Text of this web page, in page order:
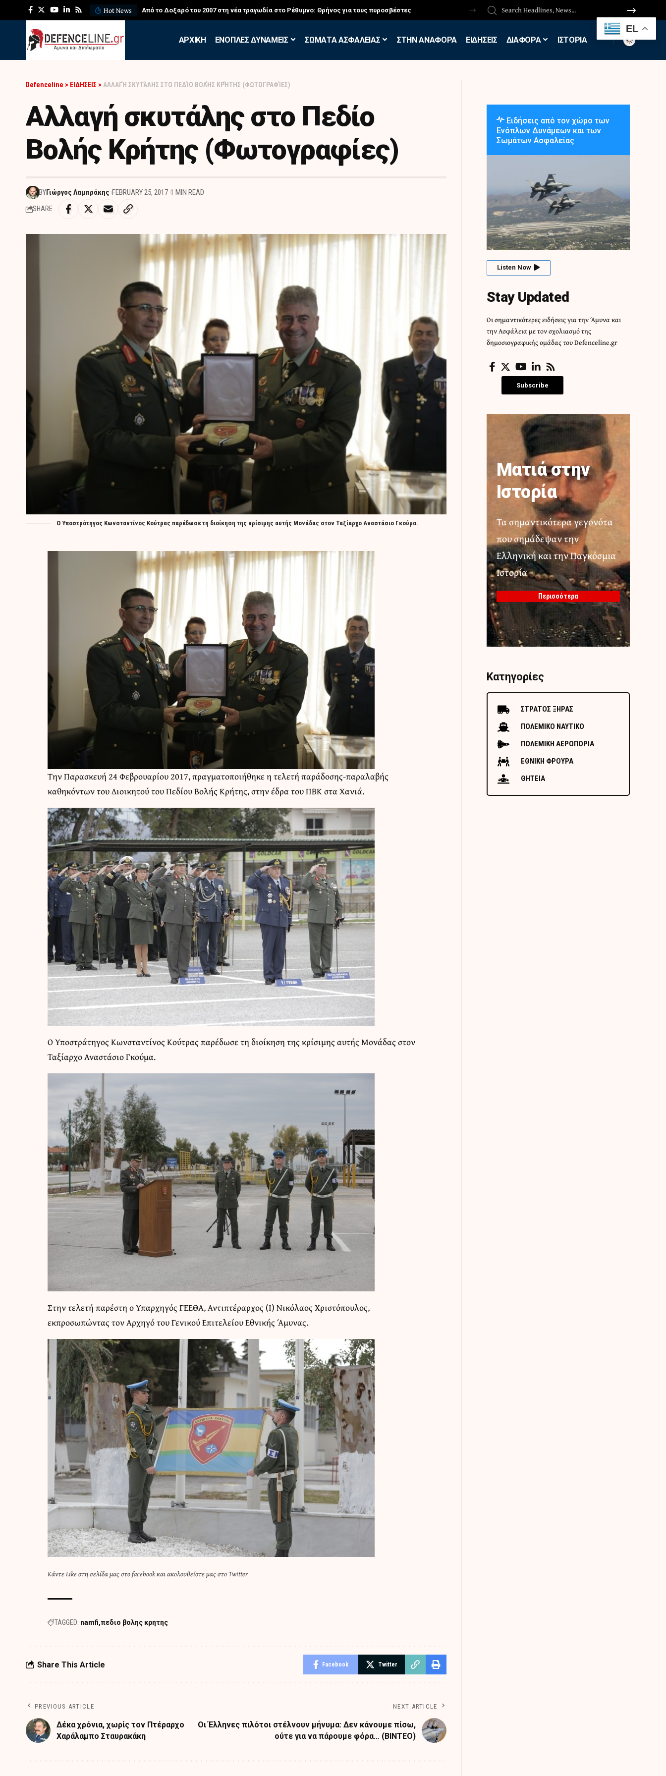
Hot News ΛΕΦΕΔ: Η εντυπωσιακή άσκηση των Εθελοντών Εφέδρων στον Έβρο
APXIKH ΕΝΟΠΛΕΣ ΔΥΝΑΜΕΙΣ ΣΩΜΑΤΑ ΑΣΦΑΛΕΙΑΣ ΣΤΗΝ ΑΝΑΦΟΡΑ ΕΙΔΗΣΕΙΣ ΔΙΑΦΟΡΑ ΙΣΤΟΡΙΑ
Defenceline > ΕΙΔΗΣΕΙΣ > ΑΛΛΑΓΉ ΣΚΥΤΆΛΗΣ ΣΤΟ ΠΕΔΊΟ ΒΟΛΉΣ ΚΡΉΤΗΣ (ΦΩΤΟΓΡΑΦΊΕΣ)
Αλλαγή σκυτάλης στο Πεδίο
Βολής Κρήτης (Φωτογραφίες)
BYΓιώργος Λαμπράκης FEBRUARY 25, 2017 1 MIN READ
SHARE
Ο Υποστράτηγος Κωνσταντίνος Κούτρας παρέδωσε τη διοίκηση της κρίσιμης αυτής Μονάδας στον Ταξίαρχο Αναστάσιο Γκούμα.
Την Παρασκευή 24 Φεβρουαρίου 2017, πραγματοποιήθηκε η τελετή παράδοσης-παραλαβής
καθηκόντων του Διοικητού του Πεδίου Βολής Κρήτης, στην έδρα του ΠΒΚ στα Χανιά.
Ο Υποστράτηγος Κωνσταντίνος Κούτρας παρέδωσε τη διοίκηση της κρίσιμης αυτής Μονάδας στον
Ταξίαρχο Αναστάσιο Γκούμα.
Στην τελετή παρέστη ο Υπαρχηγός ΓΕΕΘΑ, Αντιπτέραρχος (Ι) Νικόλαος Χριστόπουλος,
εκπροσωπώντας τον Αρχηγό του Γενικού Επιτελείου Εθνικής Άμυνας.
ΚάντεLike στη σελίδα μας στο facebookκαιακολουθείστε μας στο Twitter
TAGGED: namfi πεδιο βολης κρητης
Share This Article Facebook Twitter
PREVIOUS ARTICLE
Δέκα χρόνια, χωρίς τον Πτέραρχο
Χαράλαμπο Σταυρακάκη
NEXT ARTICLE
Οι Έλληνες πιλότοι στέλνουν μήνυμα: Δεν κάνουμε πίσω,
ούτε για να πάρουμε φόρα… (ΒΙΝΤΕΟ)
Ειδήσεις από τον χώρο των
Ενόπλων Δυνάμεων και των
Σωμάτων Ασφαλείας
Listen Now
Stay Updated
Οι σημαντικότερες ειδήσεις για την Άμυνα και
την Ασφάλεια με τον σχολιασμό της
δημοσιογραφικής ομάδας του Defenceline.gr
Subscribe
Ματιά στην
Ιστορία
Τα σημαντικότερα γεγονότα
που σημάδεψαν την
Ελληνική και την Παγκόσμια
Ιστορία
Περισσότερα
Κατηγορίες
ΣΤΡΑΤΟΣ ΞΗΡΑΣ
ΠΟΛΕΜΙΚΟ ΝΑΥΤΙΚΟ
ΠΟΛΕΜΙΚΗ ΑΕΡΟΠΟΡΙΑ
ΕΘΝΙΚΗ ΦΡΟΥΡΑ
ΘΗΤΕΙΑ
EL